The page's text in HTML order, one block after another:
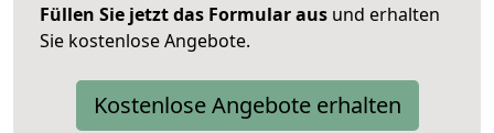
Füllen Sie jetzt das Formular aus und erhalten
Sie kostenlose Angebote.
Kostenlose Angebote erhalten